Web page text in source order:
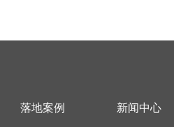
落地案例 新闻中心